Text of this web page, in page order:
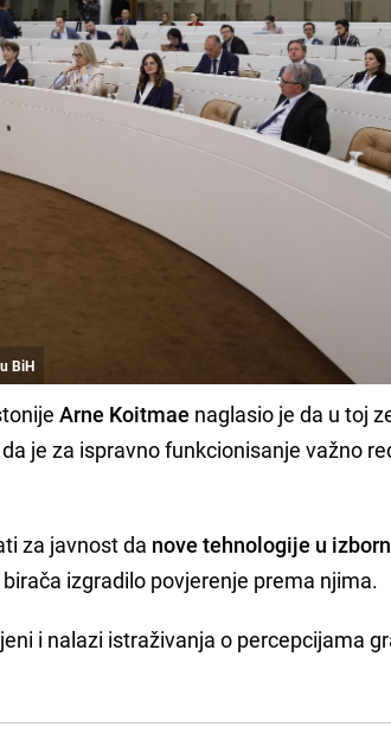
BiH
Arne Koitmae naglasio je da u toj
da je za ispravno funkcionisanje važno
za javnost da nove tehnologije u
izgradilo povjerenje prema njima.
i nalazi istraživanja o percepcijama